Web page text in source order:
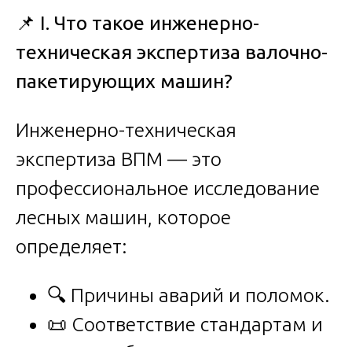
📌 I. Что такое инженерно-
техническая экспертиза валочно-
пакетирующих машин?
Инженерно-техническая
экспертиза ВПМ — это
профессиональное исследование
лесных машин, которое
определяет:
🔍 Причины аварий и поломок.
📜 Соответствие стандартам и